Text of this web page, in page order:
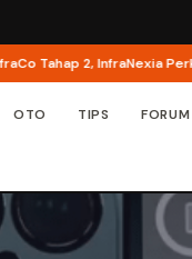
2, InfraNexia Perkuat
OTO TIPS FORUM